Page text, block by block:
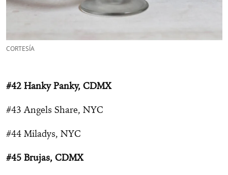
CORTESÍA
#42 Hanky Panky, CDMX
#43 Angels Share, NYC
#44 Miladys, NYC
#45 Brujas, CDMX